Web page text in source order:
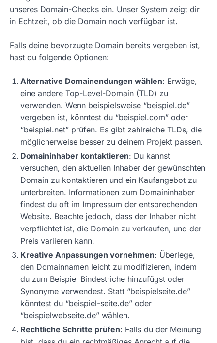
unseres Domain-Checks ein. Unser System zeigt dir
in Echtzeit, ob die Domain noch verfügbar ist.
Falls deine bevorzugte Domain bereits vergeben ist,
hast du folgende Optionen:
Alternative Domainendungen wählen: Erwäge,
eine andere Top-Level-Domain (TLD) zu
verwenden. Wenn beispielsweise “beispiel.de”
vergeben ist, könntest du “beispiel.com” oder
“beispiel.net” prüfen. Es gibt zahlreiche TLDs, die
möglicherweise besser zu deinem Projekt passen.
Domaininhaber kontaktieren: Du kannst
versuchen, den aktuellen Inhaber der gewünschten
Domain zu kontaktieren und ein Kaufangebot zu
unterbreiten. Informationen zum Domaininhaber
findest du oft im Impressum der entsprechenden
Website. Beachte jedoch, dass der Inhaber nicht
verpflichtet ist, die Domain zu verkaufen, und der
Preis variieren kann.
Kreative Anpassungen vornehmen: Überlege,
den Domainnamen leicht zu modifizieren, indem
du zum Beispiel Bindestriche hinzufügst oder
Synonyme verwendest. Statt “beispielseite.de”
könntest du “beispiel-seite.de” oder
“beispielwebseite.de” wählen.
Rechtliche Schritte prüfen: Falls du der Meinung